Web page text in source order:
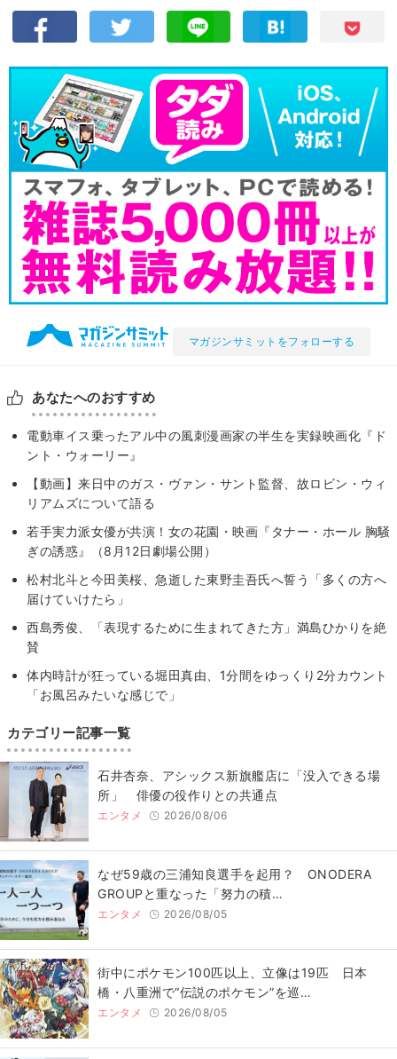
マガジンサミットをフォローする
あなたへのおすすめ
電動車イス乗ったアル中の風刺漫画家の半生を実録映画化『ド
ント・ウォーリー』
【動画】来日中のガス・ヴァン・サント監督、故ロビン・ウィ
リアムズについて語る
若手実力派女優が共演！女の花園・映画『タナー・ホール 胸騒
ぎの誘惑』（8月12日劇場公開）
松村北斗と今田美桜、急逝した東野圭吾氏へ誓う「多くの方へ
届けていけたら」
西島秀俊、「表現するために生まれてきた方」満島ひかりを絶
賛
体内時計が狂っている堀田真由、1分間をゆっくり2分カウント
「お風呂みたいな感じで」
カテゴリー記事一覧
石井杏奈、アシックス新旗艦店に「没入できる場
所」 俳優の役作りとの共通点
エンタメ 2026/08/06
なぜ59歳の三浦知良選手を起用？ ONODERA
GROUPと重なった「努力の積…
エンタメ 2026/08/05
街中にポケモン100匹以上、立像は19匹 日本
橋・八重洲で“伝説のポケモン”を巡…
エンタメ 2026/08/05